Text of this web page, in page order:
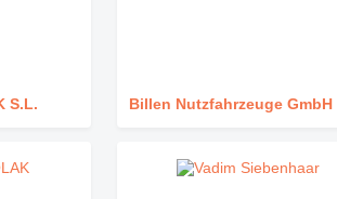
S.L. Billen Nutzfahrzeuge GmbH